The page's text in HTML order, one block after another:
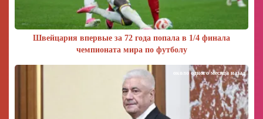
Швейцария впервые за 72 года попала в 1/4 финала
чемпионата мира по футболу
около одного месяца назад